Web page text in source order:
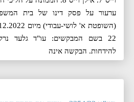
ערעור על פסק דינו של בית
22 בשם המבקשים: עו"ד גלעד
להידחות. הבקשה אינה